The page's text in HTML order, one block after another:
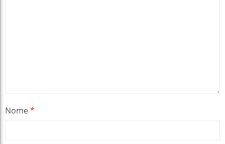
Nome*